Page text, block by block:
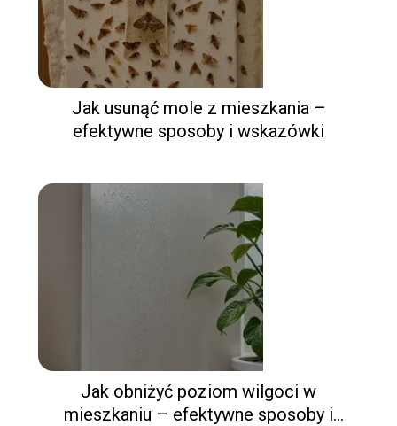
Jak usunąć mole z mieszkania –
efektywne sposoby i wskazówki
Jak obniżyć poziom wilgoci w
mieszkaniu – efektywne sposoby i